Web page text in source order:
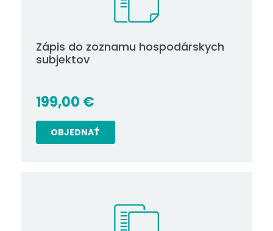
Zápis do zoznamu hospodárskych
subjektov
199,00 €
OBJEDNAŤ